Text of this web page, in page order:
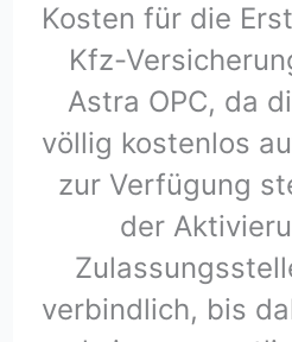
Kosten für die
Kfz-
Astra OPC, da
völlig kostenlos
zur Verfügung
der
verbindlich, bis